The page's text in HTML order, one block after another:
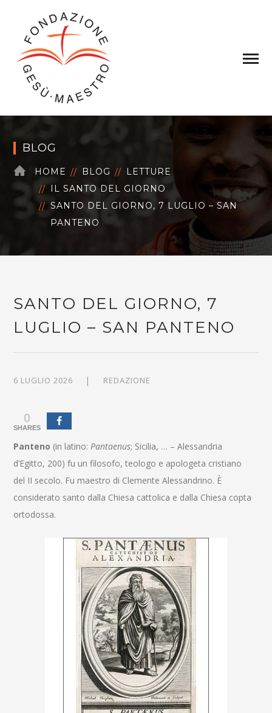
BLOG
HOME BLOG
LETTURE
IL SANTO DEL GIORNO
SANTO DEL GIORNO, 7 LUGLIO – SAN
PANTENO
SANTO DEL GIORNO, 7
LUGLIO – SAN PANTENO
6 LUGLIO 2026 REDAZIONE
0
SHARES
Panteno (in latino:Pantaenus; Sicilia, … – Alessandria
d’Egitto, 200) fu un filosofo, teologo e apologeta cristiano
del II secolo. Fu maestro di Clemente Alessandrino. È
considerato santo dalla Chiesa cattolica e dalla Chiesa copta
ortodossa.